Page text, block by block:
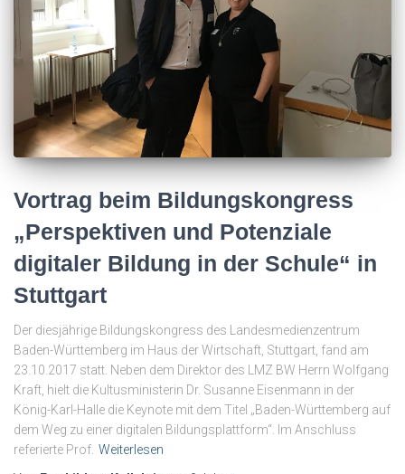
Vortrag beim Bildungskongress
„Perspektiven und Potenziale
digitaler Bildung in der Schule“ in
Stuttgart
Der diesjährige Bildungskongress des Landesmedienzentrum
Baden-Württemberg im Haus der Wirtschaft, Stuttgart, fand am
23.10.2017 statt. Neben dem Direktor des LMZ BW Herrn Wolfgang
Kraft, hielt die Kultusministerin Dr. Susanne Eisenmann in der
König-Karl-Halle die Keynote mit dem Titel „Baden-Württemberg auf
dem Weg zu einer digitalen Bildungsplattform“. Im Anschluss
referierte Prof. Weiterlesen